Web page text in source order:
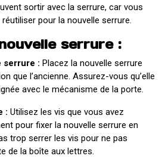
sortir avec la serrure, car vous
pour la nouvelle serrure.
serrure :
serrure : Placez la nouvelle serrure
que l’ancienne. Assurez-vous qu’elle
avec le mécanisme de la porte.
: Utilisez les vis que vous avez
pour fixer la nouvelle serrure en
trop serrer les vis pour ne pas
de la boîte aux lettres.